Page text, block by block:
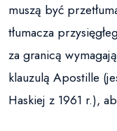
muszą być
tłumacza
za granicą
klauzulą Apostille
Haskiej z 1961 r.),